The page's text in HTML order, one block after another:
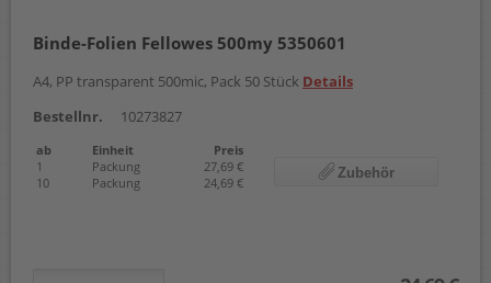
Binde-Folien Fellowes 500my 5350601
A4, PP transparent 500mic, Pack 50 Stück Details
Bestellnr.
10273827
ab Einheit
Preis
1
Packung
27,69 €
10
Packung 24,69 €
Zubehör